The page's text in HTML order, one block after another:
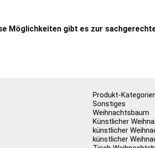
Möglichkeiten gibt es zur
Produkt-
Sonstiges
Weihnachtsbaum
Künstlicher
künstlicher
künstlicher